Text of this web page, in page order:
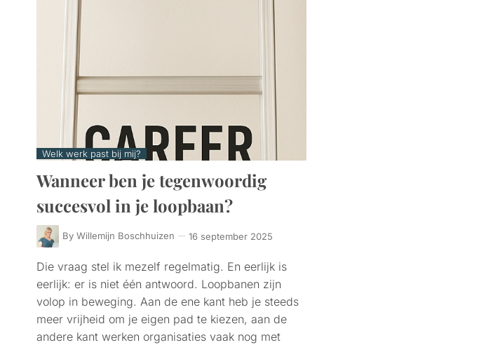
Welk werk past bij mij?
Wanneer ben je tegenwoordig
succesvol in je loopbaan?
By Willemijn Boschhuizen 16 september 2025
Die vraag stel ik mezelf regelmatig. En eerlijk is
eerlijk: er is niet één antwoord. Loopbanen zijn
volop in beweging. Aan de ene kant heb je steeds
meer vrijheid om je eigen pad te kiezen, aan de
andere kant werken organisaties vaak nog met